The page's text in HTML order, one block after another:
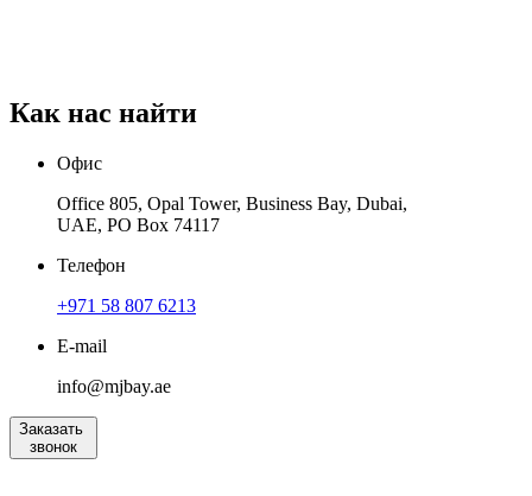
Как нас найти
Офис
Office 805, Opal Tower, Business Bay, Dubai,
UAE, PO Box 74117
Телефон
+971 58 807 6213
E-mail
info@mjbay.ae
Заказать
звонок